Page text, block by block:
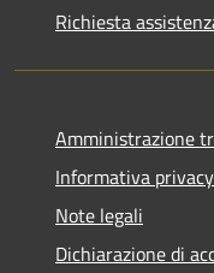
Richiesta
Amministrazione
Informativa privacy
Note legali
Dichiarazione di